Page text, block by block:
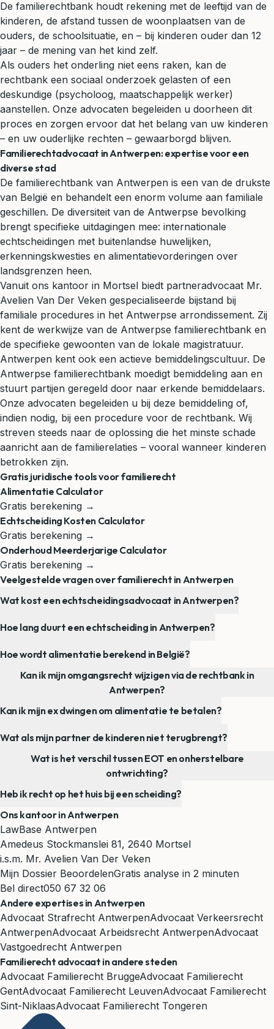
De familierechtbank houdt rekening met de leeftijd van de
kinderen, de afstand tussen de woonplaatsen van de
ouders, de schoolsituatie, en – bij kinderen ouder dan 12
jaar – de mening van het kind zelf.
Als ouders het onderling niet eens raken, kan de
rechtbank een sociaal onderzoek gelasten of een
deskundige (psycholoog, maatschappelijk werker)
aanstellen. Onze advocaten begeleiden u doorheen dit
proces en zorgen ervoor dat het belang van uw kinderen
– en uw ouderlijke rechten – gewaarborgd blijven.
Familierechtadvocaat in Antwerpen: expertise voor een
diverse stad
De familierechtbank van Antwerpen is een van de drukste
van België en behandelt een enorm volume aan familiale
geschillen. De diversiteit van de Antwerpse bevolking
brengt specifieke uitdagingen mee: internationale
echtscheidingen met buitenlandse huwelijken,
erkenningskwesties en alimentatievorderingen over
landsgrenzen heen.
Vanuit ons kantoor in Mortsel biedt partneradvocaat Mr.
Avelien Van Der Veken gespecialiseerde bijstand bij
familiale procedures in het Antwerpse arrondissement. Zij
kent de werkwijze van de Antwerpse familierechtbank en
de specifieke gewoonten van de lokale magistratuur.
Antwerpen kent ook een actieve bemiddelingscultuur. De
Antwerpse familierechtbank moedigt bemiddeling aan en
stuurt partijen geregeld door naar erkende bemiddelaars.
Onze advocaten begeleiden u bij deze bemiddeling of,
indien nodig, bij een procedure voor de rechtbank. Wij
streven steeds naar de oplossing die het minste schade
aanricht aan de familierelaties – vooral wanneer kinderen
betrokken zijn.
Gratis juridische tools voor familierecht
Alimentatie Calculator
Gratis berekening →
Echtscheiding Kosten Calculator
Gratis berekening →
Onderhoud Meerderjarige Calculator
Gratis berekening →
Veelgestelde vragen over familierecht in Antwerpen
Wat kost een echtscheidingsadvocaat in Antwerpen?
Hoe lang duurt een echtscheiding in Antwerpen?
Hoe wordt alimentatie berekend in België?
Kan ik mijn omgangsrecht wijzigen via de rechtbank in
Antwerpen?
Kan ik mijn ex dwingen om alimentatie te betalen?
Wat als mijn partner de kinderen niet terugbrengt?
Wat is het verschil tussen EOT en onherstelbare
ontwrichting?
Heb ik recht op het huis bij een scheiding?
Ons kantoor in Antwerpen
LawBase Antwerpen
Amedeus Stockmanslei 81, 2640 Mortsel
i.s.m. Mr. Avelien Van Der Veken
Mijn Dossier BeoordelenGratis analyse in 2 minuten
Bel direct050 67 32 06
Andere expertises in Antwerpen
Advocaat Strafrecht AntwerpenAdvocaat Verkeersrecht
AntwerpenAdvocaat Arbeidsrecht AntwerpenAdvocaat
Vastgoedrecht Antwerpen
Familierecht advocaat in andere steden
Advocaat Familierecht BruggeAdvocaat Familierecht
GentAdvocaat Familierecht LeuvenAdvocaat Familierecht
Sint-NiklaasAdvocaat Familierecht Tongeren